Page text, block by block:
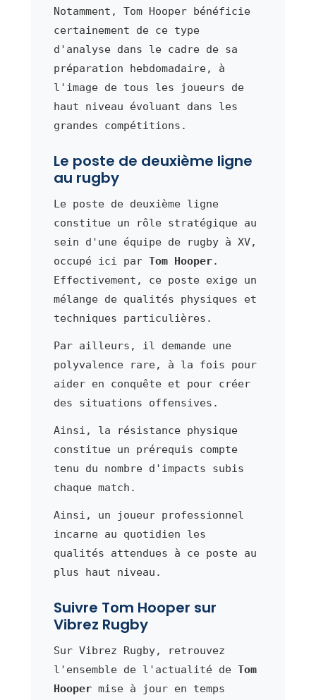
Notamment, Tom Hooper bénéficie
certainement de ce type
d'analyse dans le cadre de sa
préparation hebdomadaire, à
l'image de tous les joueurs de
haut niveau évoluant dans les
grandes compétitions.
Le poste de deuxième ligne
au rugby
Le poste de deuxième ligne
constitue un rôle stratégique au
sein d'une équipe de rugby à XV,
occupé ici par Tom Hooper.
Effectivement, ce poste exige un
mélange de qualités physiques et
techniques particulières.
Par ailleurs, il demande une
polyvalence rare, à la fois pour
aider en conquête et pour créer
des situations offensives.
Ainsi, la résistance physique
constitue un prérequis compte
tenu du nombre d'impacts subis
chaque match.
Ainsi, un joueur professionnel
incarne au quotidien les
qualités attendues à ce poste au
plus haut niveau.
Suivre Tom Hooper sur
Vibrez Rugby
Sur Vibrez Rugby, retrouvez
l'ensemble de l'actualité de Tom
Hoopermise à jour en temps